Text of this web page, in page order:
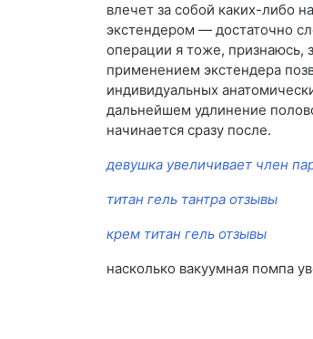
влечет за собой каких-либо
экстендером — достаточно
операции я тоже, признаюсь,
применением экстендера
индивидуальных
дальнейшем удлинение
начинается сразу после.
девушка увеличивает член
титан гель тантра отзывы
крем титан гель отзывы
насколько вакуумная помпа